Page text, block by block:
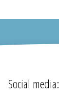
Social media: